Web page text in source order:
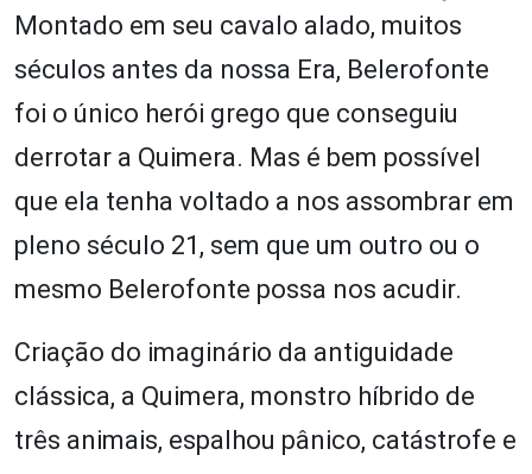
Montado em seu cavalo alado, muitos
séculos antes da nossa Era, Belerofonte
foi o único herói grego que conseguiu
derrotar a Quimera. Mas é bem possível
que ela tenha voltado a nos assombrar em
pleno século 21, sem que um outro ou o
mesmo Belerofonte possa nos acudir.
Criação do imaginário da antiguidade
clássica, a Quimera, monstro híbrido de
três animais, espalhou pânico, catástrofe e